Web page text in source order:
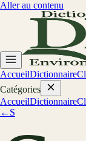
Aller au contenu
AccueilDictionnaire
Catégories
AccueilDictionnaire
← S